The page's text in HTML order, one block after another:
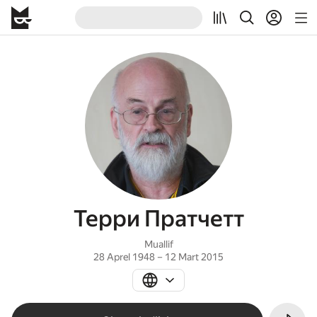
Терри Пратчетт
Muallif
28 Aprel 1948 – 12 Mart 2015